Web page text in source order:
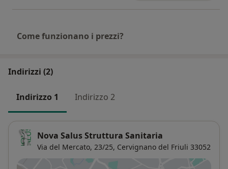
Come funzionano i prezzi?
Indirizzi (2)
Indirizzo 1 Indirizzo 2
Nova Salus Struttura Sanitaria
Via del Mercato, 23/25, Cervignano del Friuli 33052